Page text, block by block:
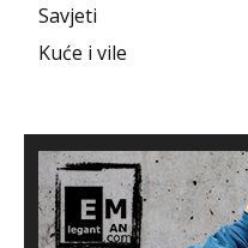
Savjeti
Kuće i vile